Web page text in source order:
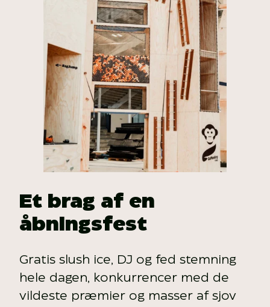
Et brag af en
åbningsfest
Gratis slush ice, DJ og fed stemning
hele dagen, konkurrencer med de
vildeste præmier og masser af sjov